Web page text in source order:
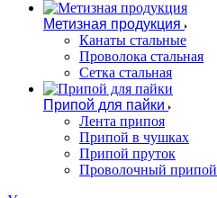
Метизная продукция
Канаты стальные
Проволока стальная
Сетка стальная
Припой для пайки
Лента припоя
Припой в чушках
Припой пруток
Проволочный припой